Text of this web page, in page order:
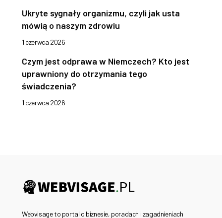
Ukryte sygnały organizmu, czyli jak usta
mówią o naszym zdrowiu
1 czerwca 2026
Czym jest odprawa w Niemczech? Kto jest
uprawniony do otrzymania tego
świadczenia?
1 czerwca 2026
Webvisage to portal o biznesie, poradach i zagadnieniach